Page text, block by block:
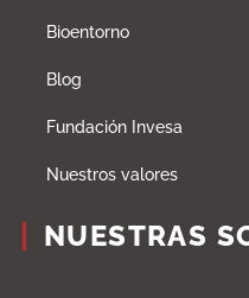
Bioentorno
Blog
Fundación Invesa
Nuestros valores
NUESTRAS